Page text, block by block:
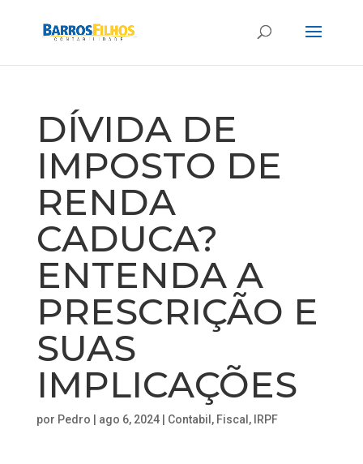
DÍVIDA DE
IMPOSTO DE
RENDA
CADUCA?
ENTENDA A
PRESCRIÇÃO E
SUAS
IMPLICAÇÕES
por Pedro ago 6, 2024| Contabil , Fiscal , IRPF